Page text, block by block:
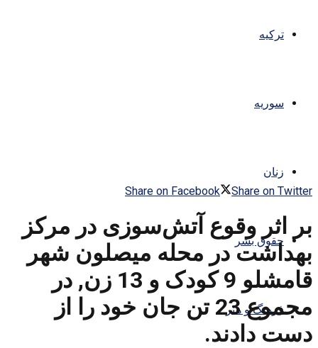
ترکیه
سوریه
زنان
حقوق بشر
فرهنگ و هنر
Share on Facebook Share on Twitter
بر اثر وقوع آتش‌سوزی در مرکز
بهداشت در محله میصلون شهر
قامشلو 9 کودک و 13 زن, در
مجموع 23 تن جان خود را از
دست دادند.